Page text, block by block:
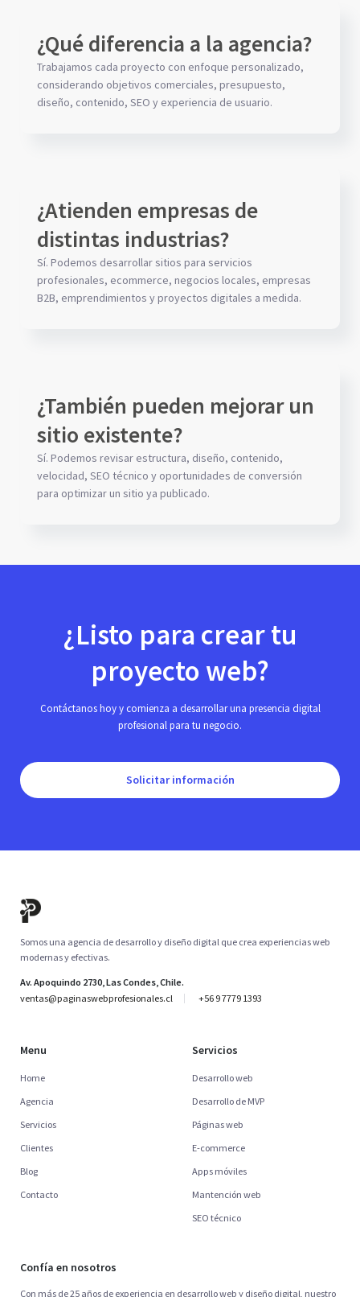
¿Qué diferencia a la agencia?
Trabajamos cada proyecto con enfoque personalizado,
considerando objetivos comerciales, presupuesto,
diseño, contenido, SEO y experiencia de usuario.
¿Atienden empresas de
distintas industrias?
Sí. Podemos desarrollar sitios para servicios
profesionales, ecommerce, negocios locales, empresas
B2B, emprendimientos y proyectos digitales a medida.
¿También pueden mejorar un
sitio existente?
Sí. Podemos revisar estructura, diseño, contenido,
velocidad, SEO técnico y oportunidades de conversión
para optimizar un sitio ya publicado.
¿Listo para crear tu
proyecto web?
Contáctanos hoy y comienza a desarrollar una presencia digital
profesional para tu negocio.
Solicitar información
Somos una agencia de desarrollo y diseño digital que crea experiencias web
modernas y efectivas.
Av. Apoquindo 2730, Las Condes, Chile.
ventas@paginaswebprofesionales.cl
+56 9 7779 1393
Menu
Home
Agencia
Servicios
Clientes
Blog
Contacto
Servicios
Desarrollo web
Desarrollo de MVP
Páginas web
E-commerce
Apps móviles
Mantención web
SEO técnico
Confía en nosotros
Con más de 25 años de experiencia en desarrollo web y diseño digital, nuestro